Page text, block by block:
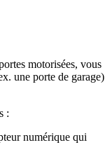
motorisées, vous
une porte de garage)
:
numérique qui